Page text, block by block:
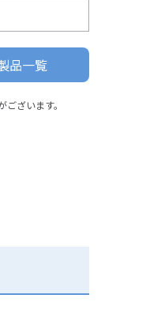
品一覧
ざいます。